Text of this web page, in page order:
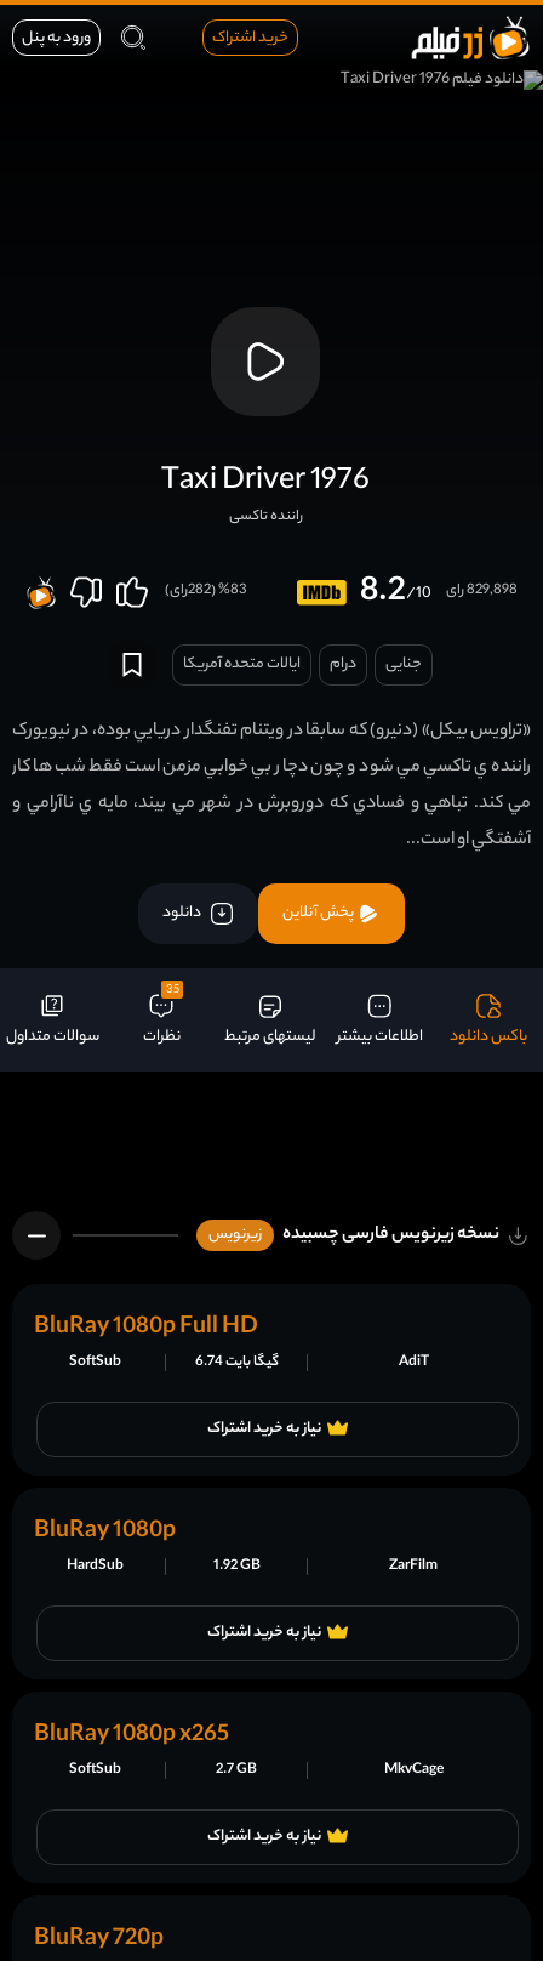
خرید اشتراک ورود به پنل
Taxi Driver 1976
راننده تاکسی
8.2/10 829,898 رای 83
% (
282رای)
جنایی درام ایالات متحده آمریکا
«تراويس بيکل» (دنيرو) که سابقا در ويتنام تفنگدار دريايي بوده، در نيويورک
راننده ي تاکسي مي شود و چون دچار بي خوابي مزمن است فقط شب ها کار
مي کند. تباهي و فسادي که دوروبرش در شهر مي بيند، مايه ي ناآرامي و
آشفتگي او است...
پخش آنلاین دانلود
باکس دانلود اطلاعات بیشتر لیستهای مرتبط
35
نظرات سوالات متداول
نسخه زیرنویس فارسی چسبیده زیرنویس
نیاز به خرید اشتراک
AdiT 6.74 گیگا بایت SoftSub
BluRay 1080p Full HD
نیاز به خرید اشتراک
ZarFilm
1.92 GB
HardSub
BluRay 1080p
نیاز به خرید اشتراک
MkvCage
2.7 GB
SoftSub
BluRay 1080p x265
BluRay 720p